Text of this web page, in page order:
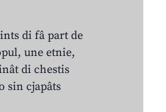
di fâ part de
une etnie,
di chestis
sin cjapâts